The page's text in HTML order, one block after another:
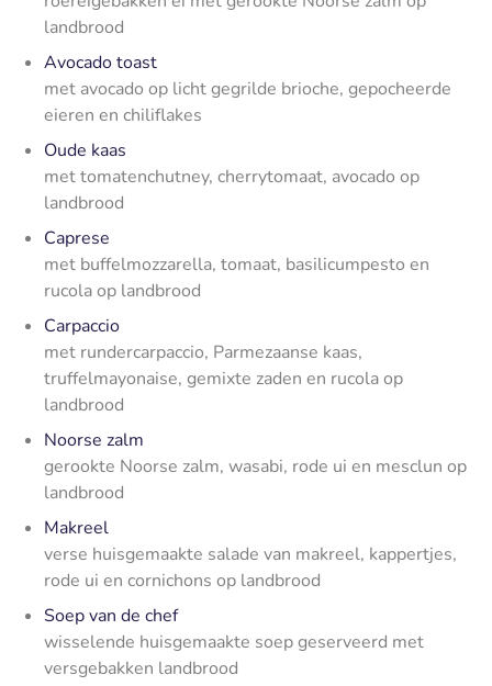
landbrood
Avocado toast
met avocado op licht gegrilde brioche, gepocheerde
eieren en chiliflakes
Oude kaas
met tomatenchutney, cherrytomaat, avocado op
landbrood
Caprese
met buffelmozzarella, tomaat, basilicumpesto en
rucola op landbrood
Carpaccio
met rundercarpaccio, Parmezaanse kaas,
truffelmayonaise, gemixte zaden en rucola op
landbrood
Noorse zalm
gerookte Noorse zalm, wasabi, rode ui en mesclun op
landbrood
Makreel
verse huisgemaakte salade van makreel, kappertjes,
rode ui en cornichons op landbrood
Soep van de chef
wisselende huisgemaakte soep geserveerd met
versgebakken landbrood